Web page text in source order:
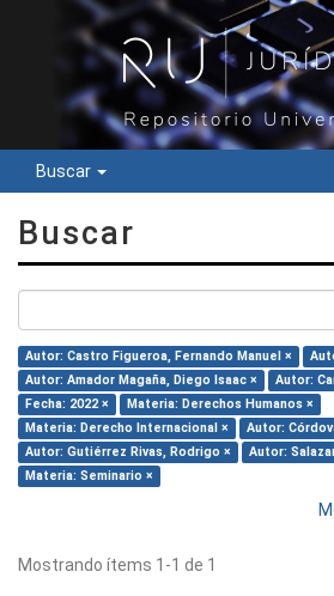
Buscar
Buscar
Autor: Castro Figueroa, Fernando Manuel ×
Autor: Amador Magaña, Diego Isaac ×
Autor:
Fecha: 2022 ×
Materia: Derechos Humanos ×
Materia: Derecho Internacional ×
Autor:
Autor: Gutiérrez Rivas, Rodrigo ×
Autor:
Materia: Seminario ×
Mostrando ítems 1-1 de 1